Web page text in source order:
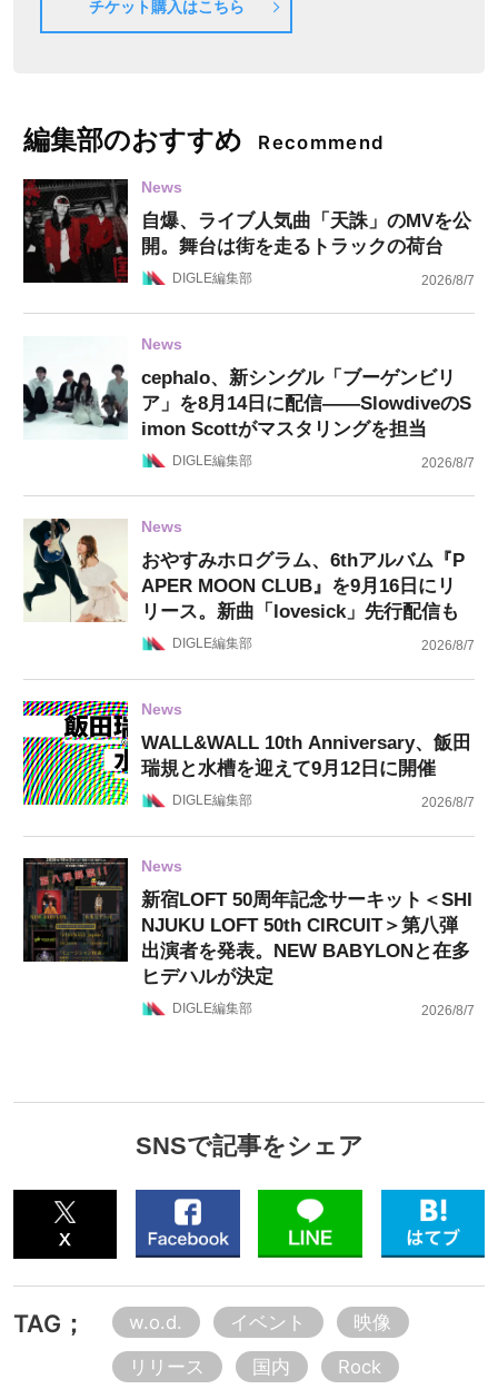
チケット購入はこちら
編集部のおすすめ Recommend
News
自爆、ライブ人気曲「天誅」のMVを公
開。舞台は街を走るトラックの荷台
DIGLE編集部 2026/8/7
News
cephalo、新シングル「ブーゲンビリ
ア」を8月14日に配信——SlowdiveのS
imon Scottがマスタリングを担当
DIGLE編集部 2026/8/7
News
おやすみホログラム、6thアルバム『P
APER MOON CLUB』を9月16日にリ
リース。新曲「lovesick」先行配信も
DIGLE編集部 2026/8/7
News
WALL&WALL 10th Anniversary、飯田
瑞規と水槽を迎えて9月12日に開催
DIGLE編集部 2026/8/7
News
新宿LOFT 50周年記念サーキット＜SHI
NJUKU LOFT 50th CIRCUIT＞第八弾
出演者を発表。NEW BABYLONと在多
ヒデハルが決定
DIGLE編集部 2026/8/7
SNSで記事をシェア
TAG； w.o.d. イベント
映像
リリース
国内 Rock